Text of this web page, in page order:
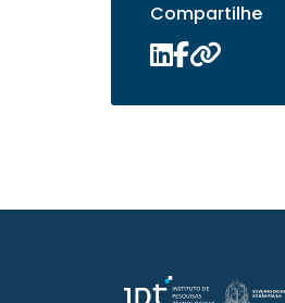
Compartilhe